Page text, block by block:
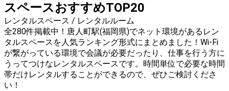
スペースおすすめTOP20
レンタルスペース / レンタルルーム
全280件掲載中！唐人町駅(福岡県)でネット環境があるレン
タルスペースを人気ランキング形式にまとめました！Wi-Fi
が繋がっている環境で会議が必要だったり、仕事を行う方に
うってつけなレンタルスペースです。時間単位で必要な時間
帯だけレンタルすることができるので、ぜひご検討くださ
い！